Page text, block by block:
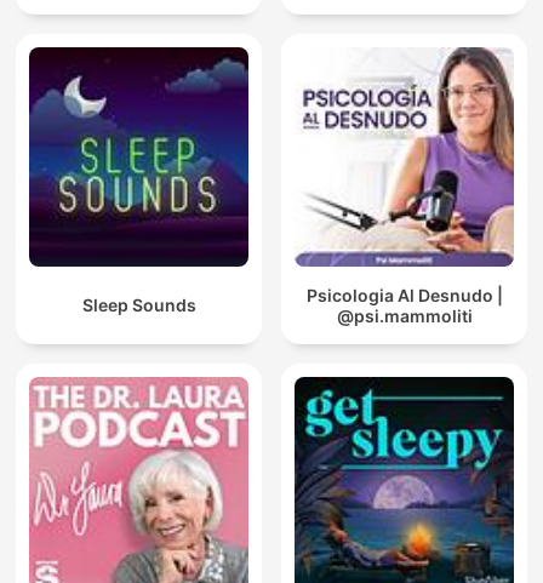
Sleep Sounds
Psicologia Al Desnudo |
@psi.mammoliti